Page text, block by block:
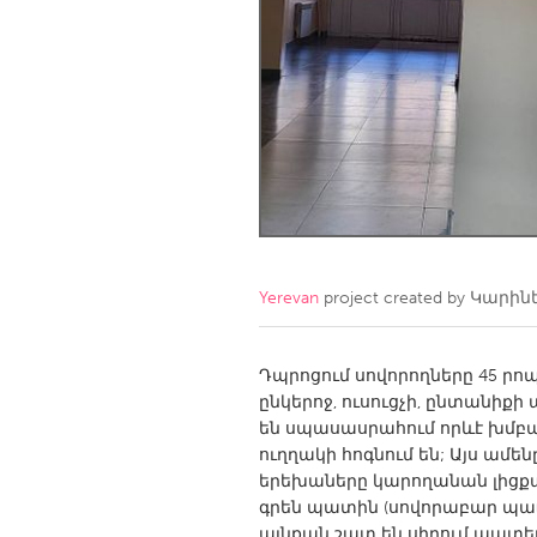
Amherstburg
Ottawa
South
MALAYSIA
Kuala Lumpur
NETHERLANDS
Qatar
SINGAPORE
Singapore
Yerevan project created by
Դպրոցում սովորողները 45
ընկերոջ, ուսուցչի,
են սպասասրահում որևէ
ուղղակի հոգնում են; Այս
երեխաները կարողանան
գրեն պատին (սովորաբար